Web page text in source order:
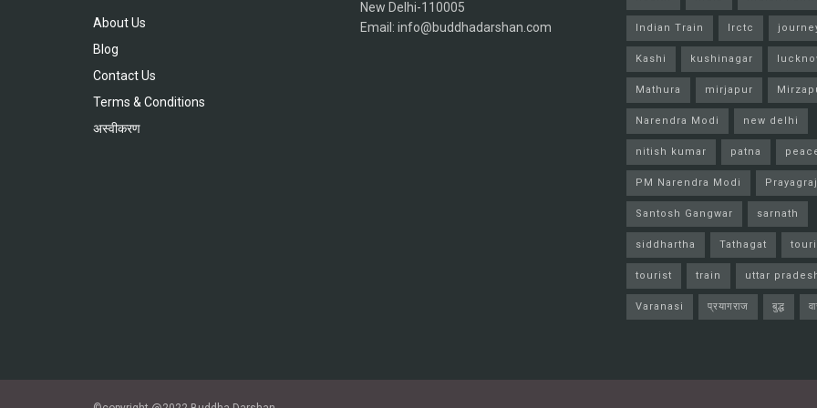
About Us
Blog
Contact Us
Terms & Conditions
अस्वीकरण
New Delhi-110005
Email: info@buddhadarshan.com
Indian Train Irctc
Kashi kushinagar
Mathura mirjapur
Narendra Modi new delhi
nitish kumar patna
PM Narendra Modi Prayagraj
Santosh Gangwar sarnath
siddhartha Tathagat
tourist train uttar
Varanasi प्रयागराज बुद्ध